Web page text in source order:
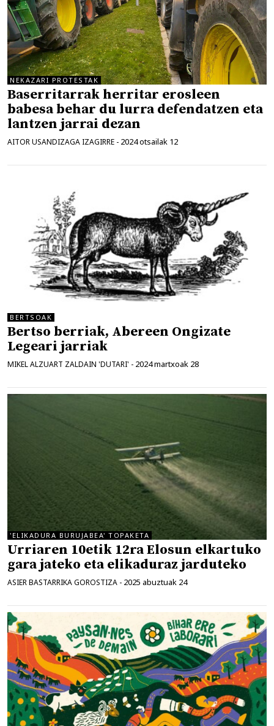
NEKAZARI PROTESTAK
Baserritarrak herritar erosleen
babesa behar du lurra defendatzen eta
lantzen jarrai dezan
AITOR USANDIZAGA IZAGIRRE - 2024 otsailak 12
BERTSOAK
Bertso berriak, Abereen Ongizate
Legeari jarriak
MIKEL ALZUART ZALDAIN 'DUTARI' - 2024 martxoak 28
'ELIKADURA BURUJABEA' TOPAKETA
Urriaren 10etik 12ra Elosun elkartuko
gara jateko eta elikaduraz jarduteko
ASIER BASTARRIKA GOROSTIZA - 2025 abuztuak 24